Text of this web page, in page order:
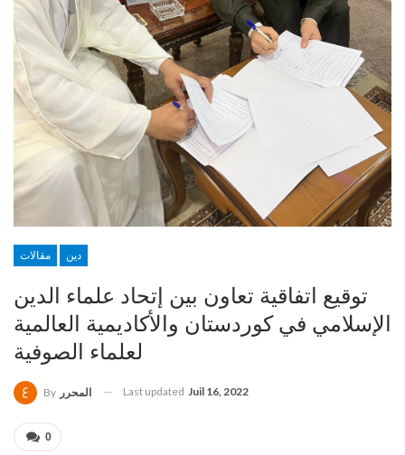
مقالات دين
توقيع اتفاقية تعاون بين إتحاد علماء الدين
الإسلامي في كوردستان والأكاديمية العالمية
لعلماء الصوفية
By المحرر Last updated Juil 16, 2022
0